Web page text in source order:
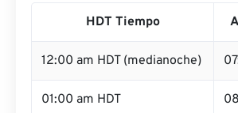
HDT Tiempo
12:00 am HDT (medianoche)
01:00 am HDT